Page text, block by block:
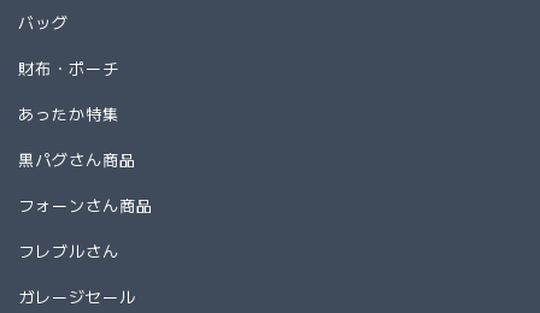
バッグ
財布・ポーチ
あったか特集
黒パグさん商品
フォーンさん商品
フレブルさん
ガレージセール